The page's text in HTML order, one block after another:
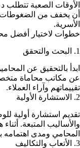
الأوقات الصعبة تتطلب
أن يخفف من الضغوطات
الأسرية.
خطوات لاختيار أفضل
1. البحث والتحقق
ابدأ بالتحقيق عن
عن مكاتب محاماة
تقييماتهم وآراء العملاء.
2. الاستشارة الأولية
تقديم استشارة أولية
والأساليب المتبعة.
المحامي ومدى اهتمامه
3. الأتعاب والتكاليف